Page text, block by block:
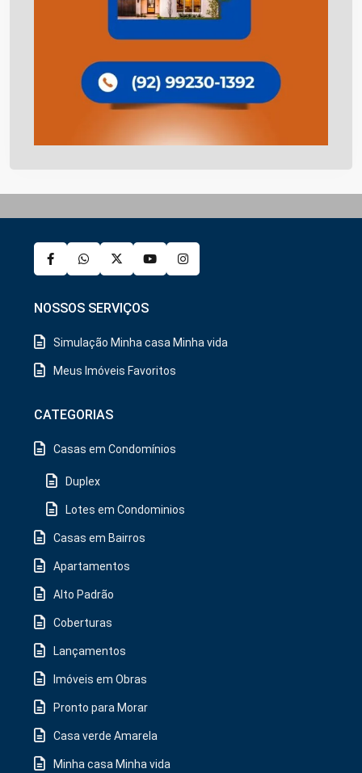
NOSSOS SERVIÇOS
Simulação Minha casa Minha vida
Meus Imóveis Favoritos
CATEGORIAS
Casas em Condomínios
Duplex
Lotes em Condominios
Casas em Bairros
Apartamentos
Alto Padrão
Coberturas
Lançamentos
Imóveis em Obras
Pronto para Morar
Casa verde Amarela
Minha casa Minha vida